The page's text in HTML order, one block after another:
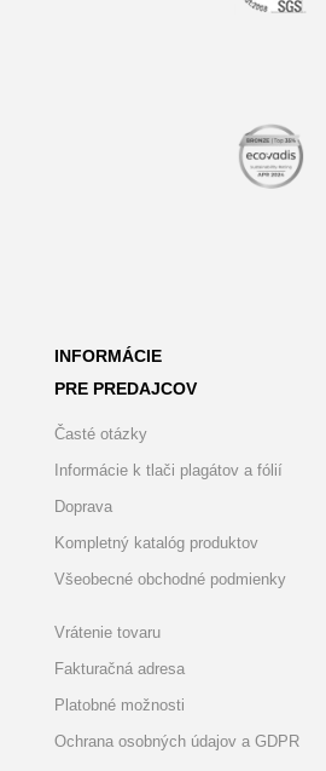
INFORMÁCIE
PRE PREDAJCOV
Časté otázky
Informácie k tlači plagátov a fólií
Doprava
Kompletný katalóg produktov
Všeobecné obchodné podmienky
Vrátenie tovaru
Fakturačná adresa
Platobné možnosti
Ochrana osobných údajov a GDPR